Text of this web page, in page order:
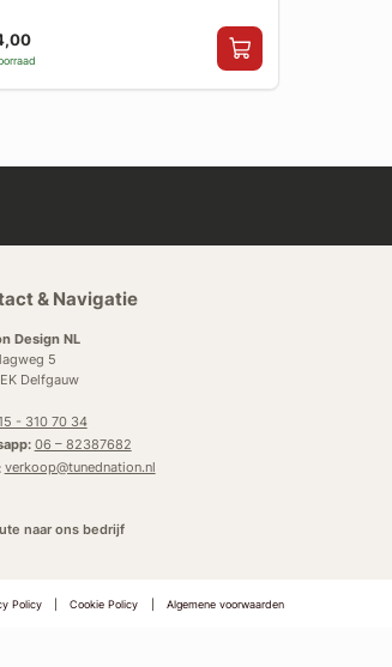
& Navigatie
Design NL
5
Delfgauw
- 310 70 34
06 – 82387682
verkoop@tunednation.nl
naar ons bedrijf
Policy Cookie Policy Algemene voorwaarden